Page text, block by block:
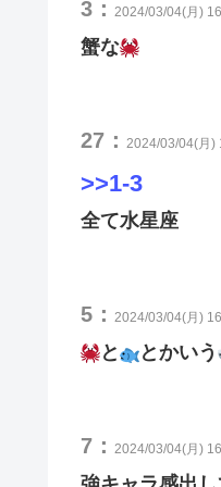
3： 2024/03/04(月)
蟹な
27： 2024/03/04(月)
>>1-3
全て水星座
5： 2024/03/04(月)
と とかいう
7： 2024/03/04(月)